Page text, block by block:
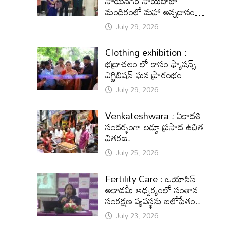
మందిరంలో మహా అన్నదానం…
July 29, 2026
Clothing exhibition :
భద్రాచలం లో కాసం ఫ్యాషన్స్
ఎగ్జిబిషన్ ఘన ప్రారంభం
July 29, 2026
Venkateshwara : ఏకాదశి
సందర్భంగా లడ్డూ ప్రసాద ఉచిత
వితరణ.
July 25, 2026
Fertility Care : ఒయాసిస్
అకాడమీ ఆధ్వర్యంలో సంతాన
సంరక్షణ వ్యవస్థను బలోపేతం..
July 23, 2026